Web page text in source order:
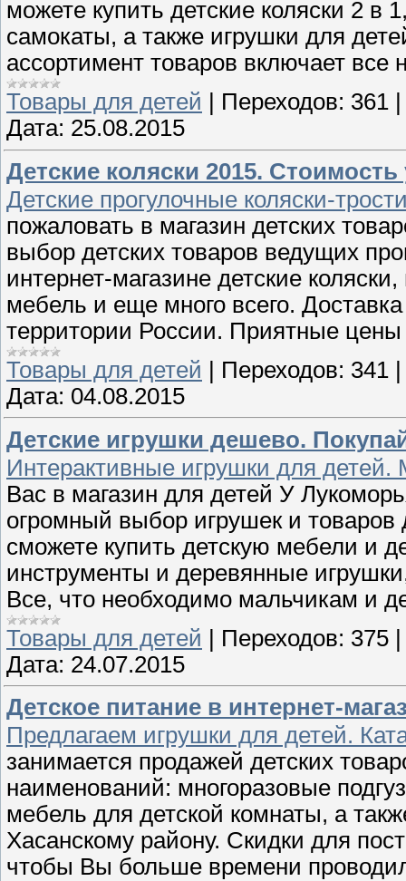
можете купить детские коляски 2 в
самокаты, а также игрушки для
ассортимент товаров включает все
Товары для детей
Переходов: 361
Дата: 25.08.2015
Детские коляски 2015. Стоимость
Детские прогулочные коляски-
пожаловать в магазин детских
выбор детских товаров ведущих
интернет-магазине детские
мебель и еще много всего.
территории России. Приятные
Товары для детей
Переходов: 341
Дата: 04.08.2015
Детские игрушки дешево.
Интерактивные игрушки для детей.
Вас в магазин для детей У
огромный выбор игрушек и
сможете купить детскую мебели и
инструменты и деревянные
Все, что необходимо мальчикам и
Товары для детей | Переходов: 375
Дата: 24.07.2015
Детское питание в интернет-
Предлагаем игрушки для детей.
занимается продажей детских
наименований: многоразовые
мебель для детской комнаты, а
Хасанскому району. Скидки для
чтобы Вы больше времени